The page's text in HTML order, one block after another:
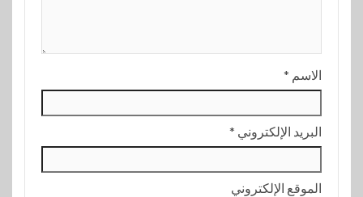
الاسم *
البريد الإلكتروني *
الموقع الإلكتروني